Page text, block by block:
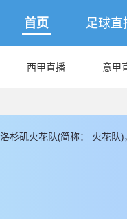
首页 足球直
西甲直播 意甲
洛杉矶火花队(简称： 火花队
提供最新洛杉矶火花队的数